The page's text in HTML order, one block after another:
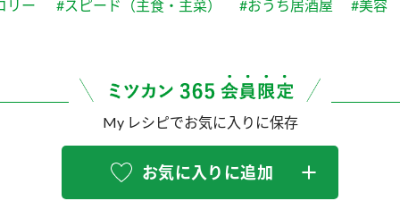
リー #スピード（主食・主菜） #おうち居酒屋 #美容
My レシピでお気に入りに保存
お気に入りに追加